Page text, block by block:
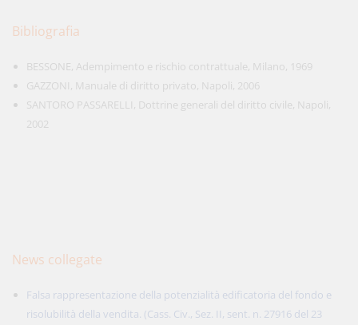
Bibliografia
BESSONE, Adempimento e rischio contrattuale, Milano, 1969
GAZZONI, Manuale di diritto privato, Napoli, 2006
SANTORO PASSARELLI, Dottrine generali del diritto civile, Napoli,
2002
News collegate
Falsa rappresentazione della potenzialità edificatoria del fondo e
risolubilità della vendita. (Cass. Civ., Sez. II, sent. n. 27916 del 23